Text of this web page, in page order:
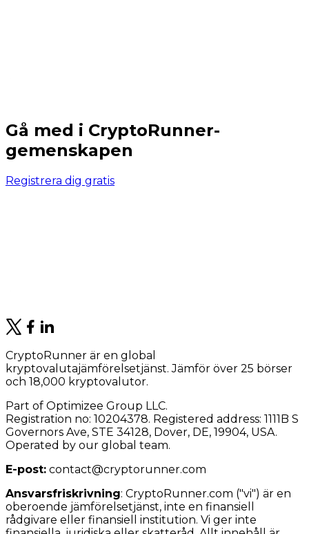
Gå med i CryptoRunner-
gemenskapen
Registrera dig gratis
CryptoRunner är en global
kryptovalutajämförelsetjänst. Jämför över 25 börser
och 18,000 kryptovalutor.
Part of Optimizee Group LLC.
Registration no: 10204378. Registered address: 1111B S
Governors Ave, STE 34128, Dover, DE, 19904, USA.
Operated by our global team.
E-post: contact@cryptorunner.com
Ansvarsfriskrivning: CryptoRunner.com ("vi") är en
oberoende jämförelsetjänst, inte en finansiell
rådgivare eller finansiell institution. Vi ger inte